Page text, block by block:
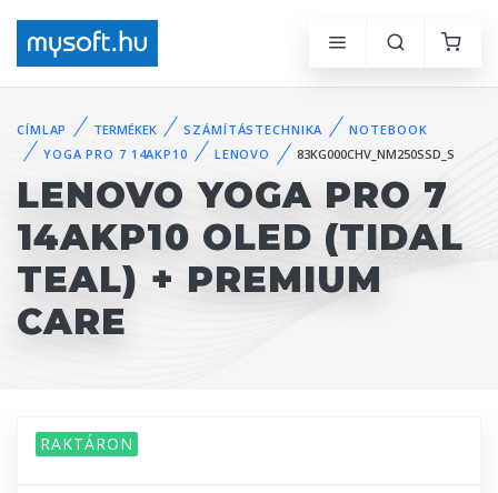
CÍMLAP TERMÉKEK SZÁMÍTÁSTECHNIKA
NOTEBOOK
YOGA PRO 7 14AKP10
LENOVO 83KG000CHV_NM250SSD_S
LENOVO YOGA PRO 7
14AKP10 OLED (TIDAL
TEAL) + PREMIUM
CARE
RAKTÁRON